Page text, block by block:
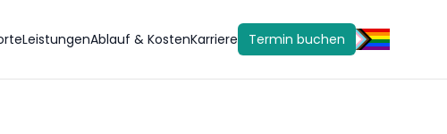
LeistungenAblauf & KostenKarriere Termin buchen